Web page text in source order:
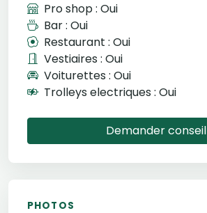
Pro shop : Oui
Bar : Oui
Restaurant : Oui
Vestiaires : Oui
Voiturettes : Oui
Trolleys electriques : Oui
Demander conseil
PHOTOS